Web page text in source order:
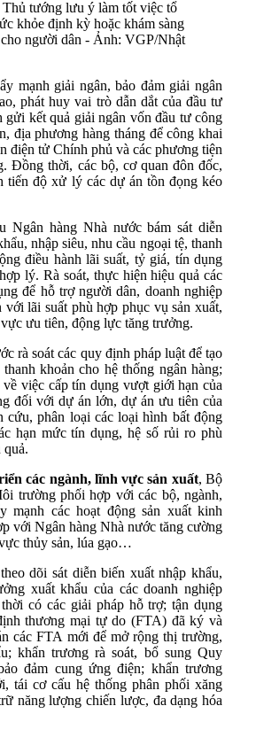
tướng lưu ý làm tốt việc tổ
khỏe định kỳ hoặc khám sàng
người dân - Ảnh: VGP/Nhật
mạnh giải ngân, bảo đảm giải ngân
phát huy vai trò dẫn dắt của đầu tư
kết quả giải ngân vốn đầu tư công
địa phương hàng tháng để công khai
điện tử Chính phủ và các phương tiện
Đồng thời, các bộ, cơ quan đôn đốc,
tiến độ xử lý các dự án tồn đọng kéo
Ngân hàng Nhà nước bám sát diễn
nhập siêu, nhu cầu ngoại tệ, thanh
điều hành lãi suất, tỷ giá, tín dụng
lý. Rà soát, thực hiện hiệu quả các
để hỗ trợ người dân, doanh nghiệp
với lãi suất phù hợp phục vụ sản xuất,
ưu tiên, động lực tăng trưởng.
rà soát các quy định pháp luật để tạo
khoản cho hệ thống ngân hàng;
việc cấp tín dụng vượt giới hạn của
đối với dự án lớn, dự án ưu tiên của
cứu, phân loại các loại hình bất động
hạn mức tín dụng, hệ số rủi ro phù
quả.
các ngành, lĩnh vực sản xuất, Bộ
trường phối hợp với các bộ, ngành,
mạnh các hoạt động sản xuất kinh
với Ngân hàng Nhà nước tăng cường
thủy sản, lúa gạo…
dõi sát diễn biến xuất nhập khẩu,
xuất khẩu của các doanh nghiệp
có các giải pháp hỗ trợ; tận dụng
thương mại tự do (FTA) đã ký và
các FTA mới để mở rộng thị trường,
khẩn trương rà soát, bổ sung Quy
đảm cung ứng điện; khẩn trương
tái cơ cấu hệ thống phân phối xăng
năng lượng chiến lược, đa dạng hóa